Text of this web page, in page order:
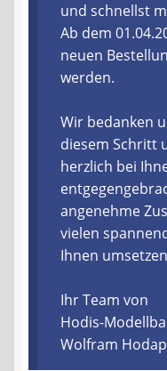
Lieferzeit &
Gutschein
Batterien- und Akku
Elektro- und
Öle- und
Vereine & Foren
Kontakt
und schnellst
Ab dem
neuen
werden.
Wir bedanken
diesem Schritt
herzlich bei
angenehme
vielen
Ihnen
Ihr Team von
Hodis-
Wolfram